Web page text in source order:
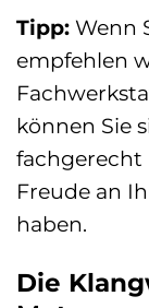
Tipp: Wenn
empfehlen
können Sie
Freude an
haben.
Die